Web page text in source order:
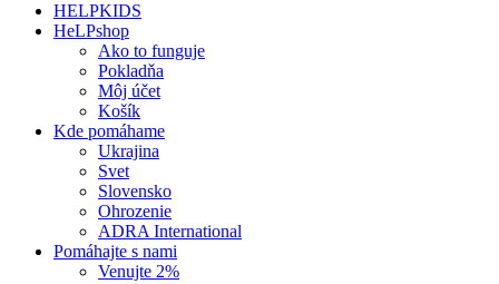
HELPKIDS
HeLPshop
Ako to funguje
Pokladňa
Môj účet
Košík
Kde pomáhame
Ukrajina
Svet
Slovensko
Ohrozenie
ADRA International
Pomáhajte s nami
Venujte 2%